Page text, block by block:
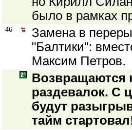
было в рамках
46
Замена в
"Балтики":
Максим Петров.
Возвращаются
раздевалок. С
будут
тайм